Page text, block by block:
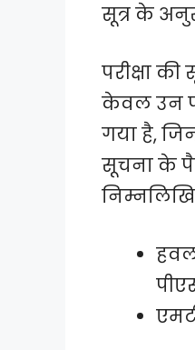
सूत्र के
परीक्षा
केवल उन
गया है,
सूचना के